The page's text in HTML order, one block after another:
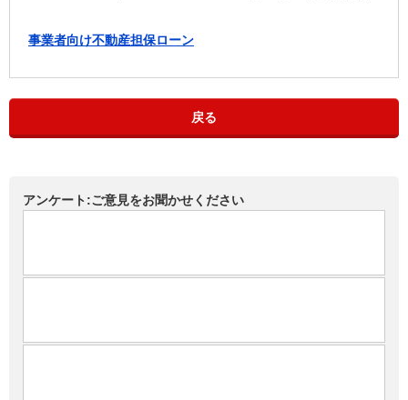
事業者向け不動産担保ローン
戻る
アンケート:ご意見をお聞かせください